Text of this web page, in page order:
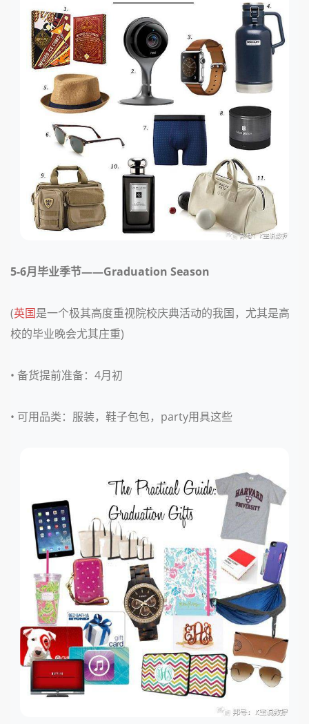
5-6月毕业季节——Graduation Season
(英国是一个极其高度重视院校庆典活动的我国，尤其是高
校的毕业晚会尤其庄重)
• 备货提前准备： 4月初
• 可用品类： 服装，鞋子包包，party用具这些